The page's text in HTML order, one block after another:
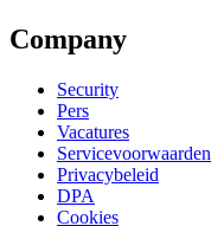
Company
Security
Pers
Vacatures
Servicevoorwaarden
Privacybeleid
DPA
Cookies